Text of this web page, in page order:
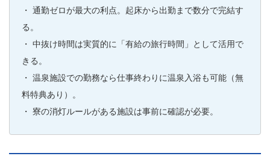
・ 通勤ゼロが最大の利点。起床から出勤まで数分で完結す
る。
・ 中抜け時間は実質的に「有給の旅行時間」として活用で
きる。
・ 温泉施設での勤務なら仕事終わりに温泉入浴も可能（無
料特典あり）。
・ 寮の消灯ルールがある施設は事前に確認が必要。